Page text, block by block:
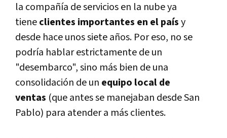
la compañí­a de servicios en la nube ya
tieneclientes importantes en el paí­sy
desde hace unos siete años. Por eso, no se
podrí­a hablar estrictamente de un
"desembarco", sino más bien de una
consolidación de un equipo local de
ventas (que antes se manejaban desde San
Pablo) para atender a más clientes.